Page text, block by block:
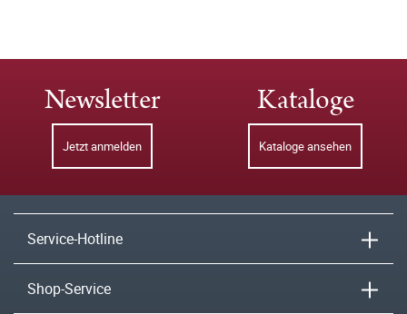
Newsletter
Jetzt anmelden
Kataloge
Kataloge ansehen
Service-Hotline
Shop-Service